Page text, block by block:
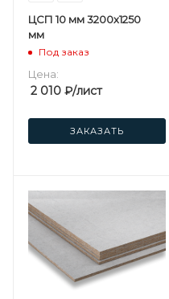
ЦСП 10 мм 3200х1250
мм
Под заказ
Цена:
2 010 ₽/лист
ЗАКАЗАТЬ